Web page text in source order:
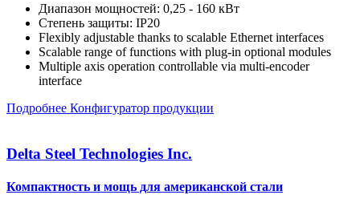
Диапазон мощностей: 0,25 - 160 кВт
Степень защиты: IP20
Flexibly adjustable thanks to scalable Ethernet interfaces
Scalable range of functions with plug-in optional modules
Multiple axis operation controllable via multi-encoder
interface
Подробнее Конфигуратор продукции
Delta Steel Technologies Inc.
Компактность и мощь для американской стали